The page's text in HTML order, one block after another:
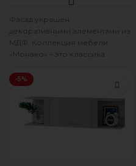
Фасад украшен
декоративными элементами из
МДФ. Коллекция мебели
«Монако» – это классика
и безупречный вкус хозяев
квартиры.
-5%